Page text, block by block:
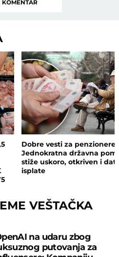
KOMENTAR
Dobre vesti za penzionere:
Jednokratna državna
stiže uskoro, otkriven i
isplate
VEŠTAČKA
na udaru zbog
putovanja za